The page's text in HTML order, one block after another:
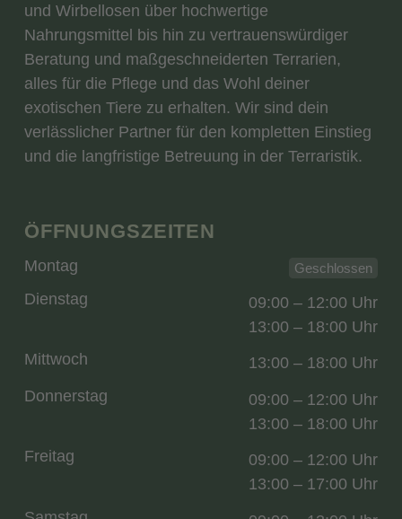
und Wirbellosen über hochwertige
Nahrungsmittel bis hin zu vertrauenswürdiger
Beratung und maßgeschneiderten Terrarien,
alles für die Pflege und das Wohl deiner
exotischen Tiere zu erhalten. Wir sind dein
verlässlicher Partner für den kompletten Einstieg
und die langfristige Betreuung in der Terraristik.
ÖFFNUNGSZEITEN
Montag Geschlossen
Dienstag
09:00 – 12:00 Uhr
13:00 – 18:00 Uhr
Mittwoch
13:00 – 18:00 Uhr
Donnerstag
09:00 – 12:00 Uhr
13:00 – 18:00 Uhr
Freitag
09:00 – 12:00 Uhr
13:00 – 17:00 Uhr